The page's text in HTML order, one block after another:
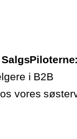
i B2B
vores